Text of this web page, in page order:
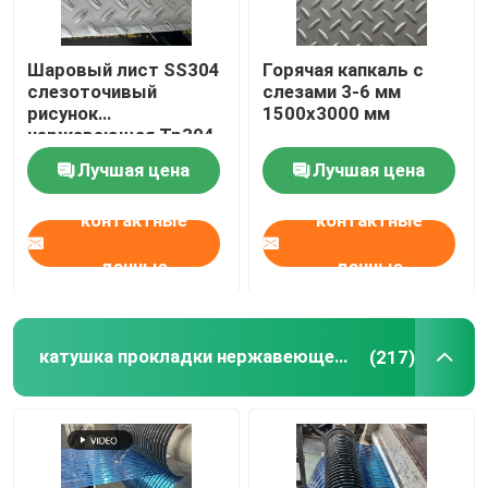
Алюминиевый материал
Шаровый лист SS304
слезоточивый
рисунок
нержавеющая Tp304
шаровая плитка для
полов зданий
Лучшая цена
контактные
данные
Горячая капкаль с
слезами 3-6 мм
1500х3000 мм
Лучшая цена
контактные
данные
катушка прокладки нержавеющей стали (217)